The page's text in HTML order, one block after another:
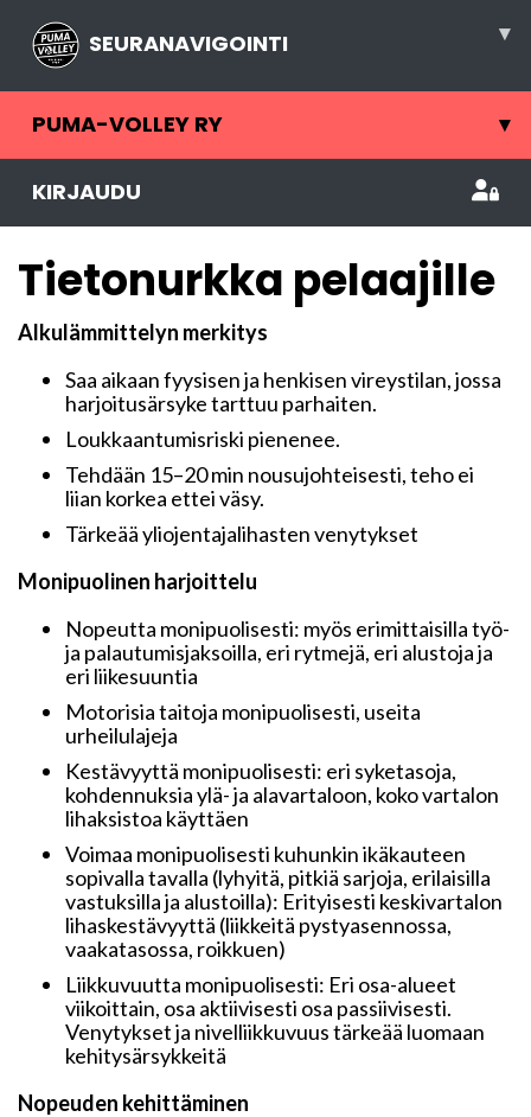
SEURANAVIGOINTI ▾
PUMA-VOLLEY RY ▾
KIRJAUDU
Tietonurkka pelaajille
Alkulämmittelyn merkitys
Saa aikaan fyysisen ja henkisen vireystilan, jossa
harjoitusärsyke tarttuu parhaiten.
Loukkaantumisriski pienenee.
Tehdään 15–20 min nousujohteisesti, teho ei
liian korkea ettei väsy.
Tärkeää yliojentajalihasten venytykset
Monipuolinen harjoittelu
Nopeutta monipuolisesti: myös erimittaisilla työ-
ja palautumisjaksoilla, eri rytmejä, eri alustoja ja
eri liikesuuntia
Motorisia taitoja monipuolisesti, useita
urheilulajeja
Kestävyyttä monipuolisesti: eri syketasoja,
kohdennuksia ylä- ja alavartaloon, koko vartalon
lihaksistoa käyttäen
Voimaa monipuolisesti kuhunkin ikäkauteen
sopivalla tavalla (lyhyitä, pitkiä sarjoja, erilaisilla
vastuksilla ja alustoilla): Erityisesti keskivartalon
lihaskestävyyttä (liikkeitä pystyasennossa,
vaakatasossa, roikkuen)
Liikkuvuutta monipuolisesti: Eri osa-alueet
viikoittain, osa aktiivisesti osa passiivisesti.
Venytykset ja nivelliikkuvuus tärkeää luomaan
kehitysärsykkeitä
Nopeuden kehittäminen